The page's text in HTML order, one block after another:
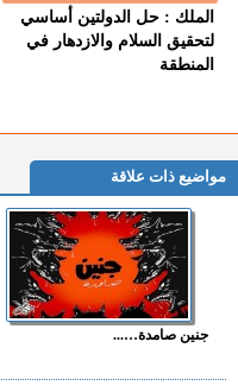
الملك : حل الدولتين أساسي
لتحقيق السلام والازدهار في
المنطقة
مواضيع ذات علاقة
جنين صامدة…...